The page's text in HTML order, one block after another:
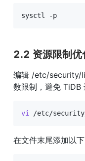
sysctl -p
2.2 资源限制优
编辑 /etc/security/
数限制，避免 TiDB
vi /etc/
在文件末尾添加以下